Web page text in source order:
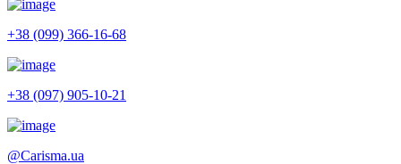
+38 (099) 366-16-68
+38 (097) 905-10-21
@Carisma.ua